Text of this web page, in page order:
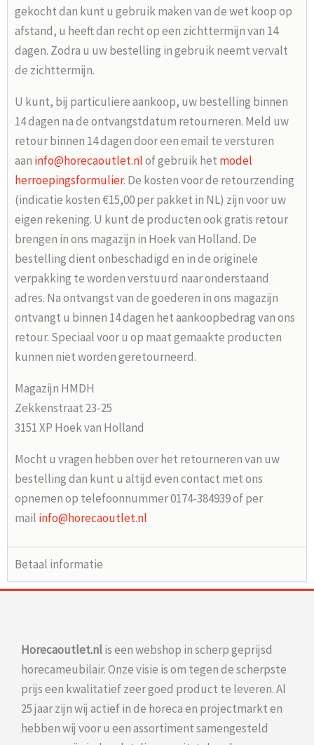
gekocht dan kunt u gebruik maken van de wet koop op
afstand, u heeft dan recht op een zichttermijn van 14
dagen. Zodra u uw bestelling in gebruik neemt vervalt
de zichttermijn.
U kunt, bij particuliere aankoop, uw bestelling binnen
14 dagen na de ontvangstdatum retourneren. Meld uw
retour binnen 14 dagen door een email te versturen
aan info@horecaoutlet.nlof gebruik het model
herroepingsformulier. De kosten voor de retourzending
(indicatie kosten €15,00 per pakket in NL) zijn voor uw
eigen rekening. U kunt de producten ook gratis retour
brengen in ons magazijn in Hoek van Holland. De
bestelling dient onbeschadigd en in de originele
verpakking te worden verstuurd naar onderstaand
adres. Na ontvangst van de goederen in ons magazijn
ontvangt u binnen 14 dagen het aankoopbedrag van ons
retour. Speciaal voor u op maat gemaakte producten
kunnen niet worden geretourneerd.
Magazijn HMDH
Zekkenstraat 23-25
3151 XP Hoek van Holland
Mocht u vragen hebben over het retourneren van uw
bestelling dan kunt u altijd even contact met ons
opnemen op telefoonnummer 0174-384939 of per
mail info@horecaoutlet.nl
Betaal informatie
Horecaoutlet.nlis een webshop in scherp geprijsd
horecameubilair. Onze visie is om tegen de scherpste
prijs een kwalitatief zeer goed product te leveren. Al
25 jaar zijn wij actief in de horeca en projectmarkt en
hebben wij voor u een assortiment samengesteld